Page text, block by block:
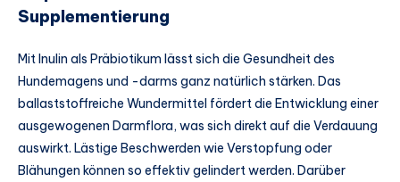
Supplementierung
Mit Inulin als Präbiotikum lässt sich die Gesundheit des
Hundemagens und -darms ganz natürlich stärken. Das
ballaststoffreiche Wundermittel fördert die Entwicklung einer
ausgewogenen Darmflora, was sich direkt auf die Verdauung
auswirkt. Lästige Beschwerden wie Verstopfung oder
Blähungen können so effektiv gelindert werden. Darüber